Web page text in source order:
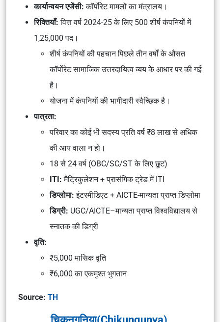
कार्यान्वयन एजेंसी:कॉर्पोरेट मामलों का मंत्रालय।
रिक्तियाँ:वित्त वर्ष 2024-25 के लिए 500 शीर्ष कंपनियों में
1,25,000 पद।
शीर्ष कंपनियों की पहचान पिछले तीन वर्षों के औसत
कॉर्पोरेट सामाजिक उत्तरदायित्व व्यय के आधार पर की गई
है।
योजना में कंपनियों की भागीदारी स्वैच्छिक है।
पात्रता:
परिवार का कोई भी सदस्य प्रति वर्ष ₹8 लाख से अधिक
की आय वाला न हो।
18 से 24 वर्ष (OBC/SC/ST के लिए छूट)
ITI: मैट्रिकुलेशन + प्रासंगिक ट्रेड में ITI
डिप्लोमा: इंटरमीडिएट + AICTE-मान्यता प्राप्त डिप्लोमा
डिग्री: UGC/AICTE–मान्यता प्राप्त विश्वविद्यालय से
स्नातक की डिग्री
वृति:
₹5,000 मासिक वृति
₹6,000 का एकमुश्त भुगतान
Source: TH